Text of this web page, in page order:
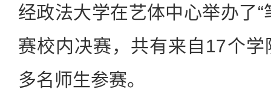
经政法大学在艺体中心举办了“
赛校内决赛，共有来自17个
多名师生参赛。